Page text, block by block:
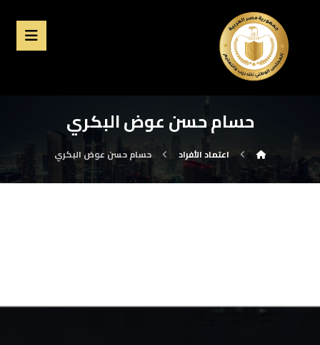
حسام حسن عوض البكري
اعتماد الأفراد حسام حسن عوض البكري